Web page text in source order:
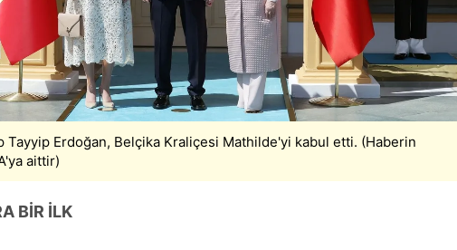
Tayyip Erdoğan, Belçika Kraliçesi Mathilde'yi kabul etti. (Haberin
aittir)
BİR İLK